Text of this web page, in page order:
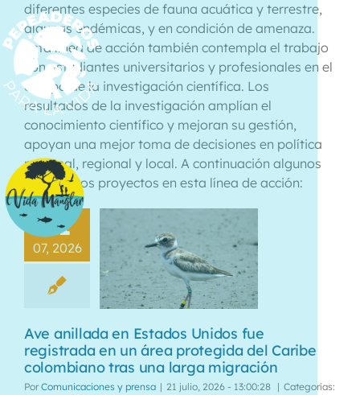
diferentes especies de fauna acuática y terrestre,
algunas endémicas, y en condición de amenaza.
Esta línea de acción también contempla el trabajo
con estudiantes universitarios y profesionales en el
campo de la investigación científica. Los
resultados de la investigación amplían el
conocimiento científico y mejoran su gestión,
apoyan una mejor toma de decisiones en política
nacional, regional y local. A continuación algunos
de nuestros proyectos en esta línea de acción:
21
07, 2026
Ave anillada en Estados Unidos fue
registrada en un área protegida del Caribe
colombiano tras una larga migración
Por Comunicaciones y prensa | 21 julio, 2026 - 13:00:28 | Categorías: